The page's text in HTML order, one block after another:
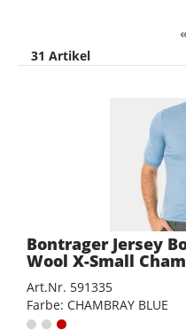
«
31 Artikel
Bontrager Jersey
Wool X-Small
Art.Nr. 591335
Farbe: CHAMBRAY BLUE